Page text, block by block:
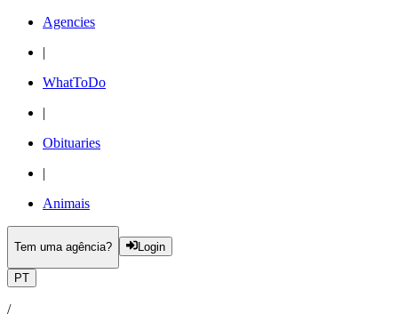
Agencies
|
WhatToDo
|
Obituaries
|
Animais
Tem uma agência? Login
PT
/